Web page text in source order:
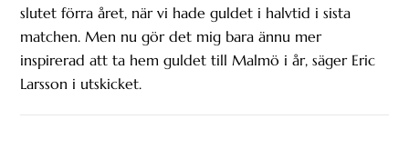
slutet förra året, när vi hade guldet i halvtid i sista
matchen. Men nu gör det mig bara ännu mer
inspirerad att ta hem guldet till Malmö i år, säger Eric
Larsson i utskicket.